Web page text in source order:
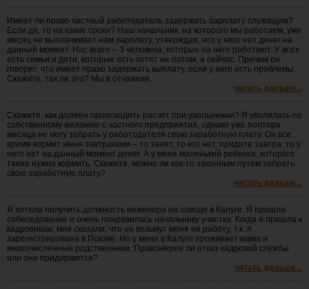
Имеет ли право частный работодатель задержать зарплату служащим?
Если да, то на какие сроки? Наш начальник, на которого мы работаем, уже
месяц не выплачивает нам зарплату, утверждая, что у него нет денег на
данный момент. Нас всего – 3 человека, которые на него работают. У всех
есть семьи и дети, которые есть хотят не потом, а сейчас. Причем он
говорит, что имеет право задержать выплату, если у него есть проблемы.
Скажите, так ли это? Мы в отчаянии.
читать дальше...
Скажите, как должен происходить расчет при увольнении? Я уволилась по
собственному желанию с частного предприятия, однако уже полтора
месяца не могу забрать у работодателя свою заработную плату. Он все
время кормит меня завтраками – то занят, то его нет, придите завтра, то у
него нет на данный момент денег. А у меня маленький ребенок, которого
также нужно кормить. Скажите, можно ли как-то законным путем забрать
свою заработную плату?
читать дальше...
Я хотела получить должность инженера на заводе в Калуге. Я прошла
собеседование и очень понравилась начальнику участка. Когда я пришла к
кадровикам, мне сказали, что не возьмут меня на работу, т.к. я
зарегистрирована в Пскове. Но у меня в Калуге проживает мама и
многочисленные родственники. Правомерен ли отказ кадровой службы
или они придираются?
читать дальше...